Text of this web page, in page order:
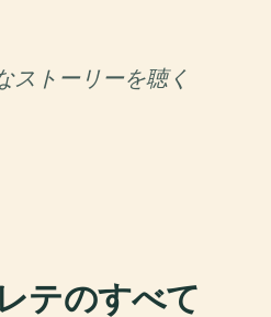
ストーリーを聴く
テのすべて